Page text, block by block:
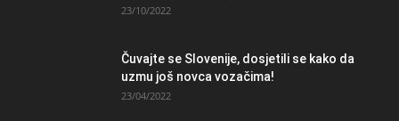
23/10/2022
Čuvajte se Slovenije, dosjetili se kako da
uzmu još novca vozačima!
23/04/2022